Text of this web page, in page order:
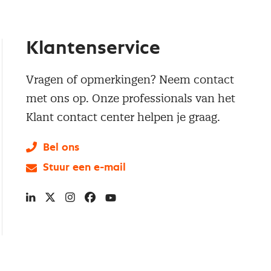
Klantenservice
Vragen of opmerkingen? Neem contact
met ons op. Onze professionals van het
Klant contact center helpen je graag.
Bel ons
Stuur een e-mail
LinkedIn
X Instagram
Facebook
YouTube